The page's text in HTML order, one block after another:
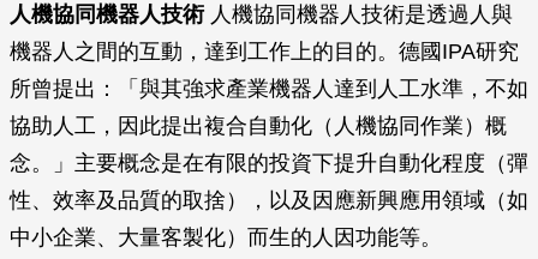
人機協同機器人技術人機協同機器人技術是透過人與
機器人之間的互動，達到工作上的目的。德國IPA研究
所曾提出：「與其強求產業機器人達到人工水準，不如
協助人工，因此提出複合自動化（人機協同作業）概
念。」主要概念是在有限的投資下提升自動化程度（彈
性、效率及品質的取捨），以及因應新興應用領域（如
中小企業、大量客製化）而生的人因功能等。